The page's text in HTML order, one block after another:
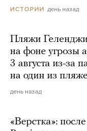
ИСТОРИИ день назад
Пляжи
на фоне угрозы
3 августа из-за
на один из
день назад
«Верстка»: